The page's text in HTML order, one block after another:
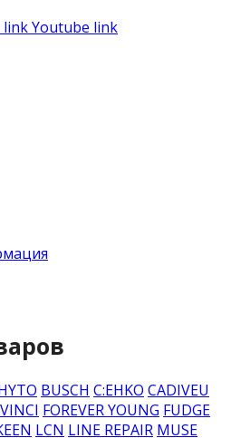
linkYoutube link
BUSCH C:EHKO CADIVEU
FOREVER YOUNG FUDGE
LCN LINE REPAIR MUSE